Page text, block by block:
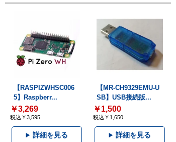
【RASPIZWHSC006
5】Raspberr...
￥3,269
税込￥3,595
詳細を見る
【MR-CH9329EMU-U
SB】USB接続版...
￥1,500
税込￥1,650
詳細を見る